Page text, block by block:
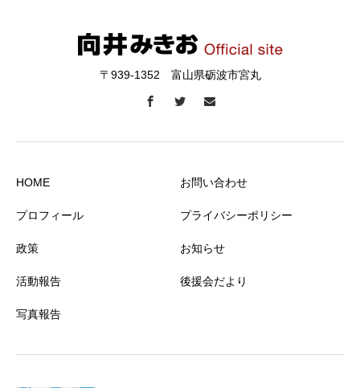
〒939-1352 富山県砺波市宮丸
HOME
プロフィール
政策
活動報告
写真報告
お問い合わせ
プライバシーポリシー
お知らせ
後援会だより